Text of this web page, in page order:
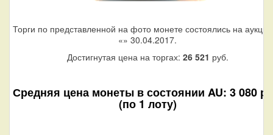
Торги по представленной на фото монете состоялись на
«» 30.04.2017.
Достигнутая цена на торгах: 26 521 руб.
Средняя цена монеты в состоянии AU: 3 080
(по 1 лоту)